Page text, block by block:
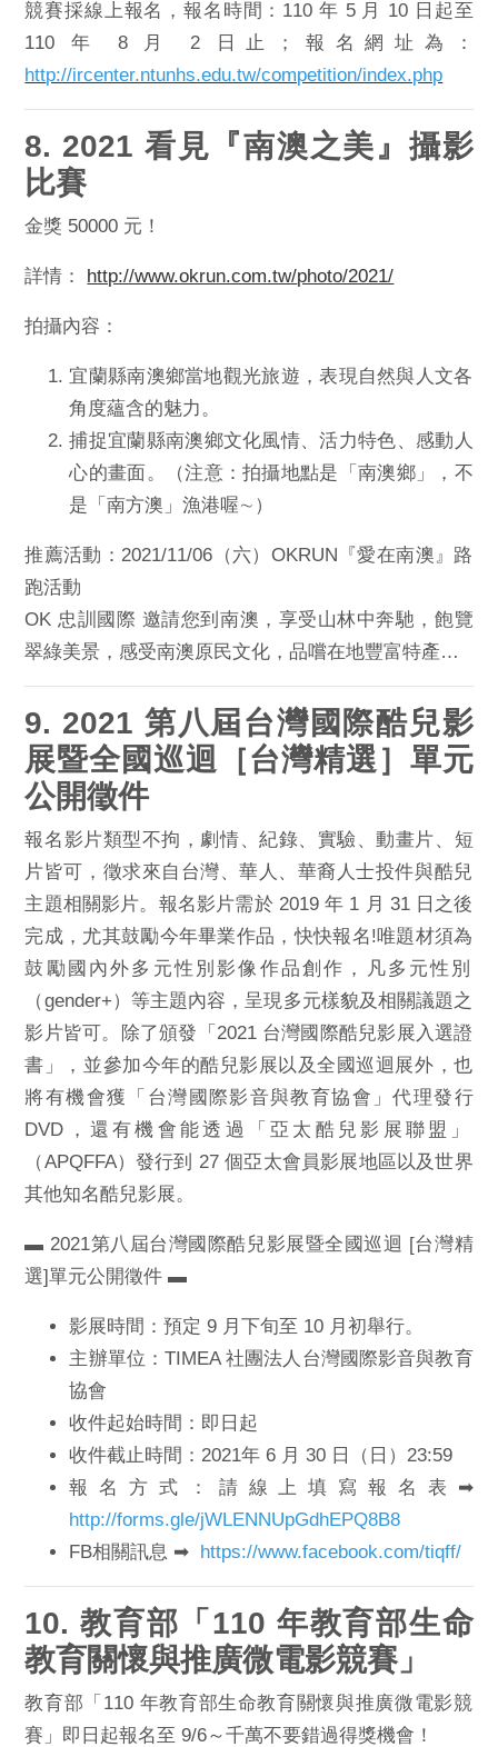
競賽採線上報名，報名時間： 110 年 5 月 10 日起至
110 年 8 月 2 日止；報名網址為：
http://ircenter.ntunhs.edu.tw/competition/index.php
8. 2021 看見『南澳之美』攝影
比賽
金獎 50000 元！
詳情： http://www.okrun.com.tw/photo/2021/
拍攝內容：
宜蘭縣南澳鄉當地觀光旅遊，表現自然與人文各
角度蘊含的魅力。
捕捉宜蘭縣南澳鄉文化風情、活力特色、感動人
心的畫面。（注意：拍攝地點是「南澳鄉」，不
是「南方澳」漁港喔∼）
推薦活動：2021/11/06（六）OKRUN『愛在南澳』 路
跑活動
OK 忠訓國際 邀請您到南澳，享受山林中奔馳，飽覽
翠綠美景， 感受南澳原民文化，品嚐在地豐富特產…
9. 2021 第八屆台灣國際酷兒影
展暨全國巡迴［台灣精選］單元
公開徵件
報名影片類型不拘，劇情、紀錄、實驗、動畫片、短
片皆可， 徵求來自台灣、華人、華裔人士投件與酷兒
主題相關影片。 報名影片需於 2019 年 1 月 31 日之後
完成， 尤其鼓勵今年畢業作品，快快報名!唯題材須為
鼓勵國內外多元性別影像作品創作，凡多元性別
（gender+）等主題內容， 呈現多元樣貌及相關議題之
影片皆可。除了頒發「2021 台灣國際酷兒影展入選證
書」，並參加今年的酷兒影展以及全國巡迴展外，也
將有機會獲「台灣國際影音與教育協會」代理發行
DVD， 還有機會能透過「亞太酷兒影展聯盟」
（APQFFA）發行到 27 個亞太會員影展地區以及世界
其他知名酷兒影展。
▬ 2021第八屆台灣國際酷兒影展暨全國巡迴 [台灣精
選]單元公開徵件 ▬
影展時間：預定 9 月下旬至 10 月初舉行。
主辦單位：TIMEA 社團法人台灣國際影音與教育
協會
收件起始時間：即日起
收件截止時間：2021年 6 月 30 日（日）23:59
報名方式：請線上填寫報名表➡
http://forms.gle/jWLENNUpGdhEPQ8B8
FB相關訊息 ➡ https://www.facebook.com/tiqff/
10. 教育部「110 年教育部生命
教育關懷與推廣微電影競賽」
教育部「110 年教育部生命教育關懷與推廣微電影競
賽」即日起報名至 9/6～千萬不要錯過得獎機會！